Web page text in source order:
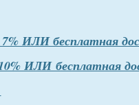
ИЛИ бесплатная
ИЛИ бесплатная